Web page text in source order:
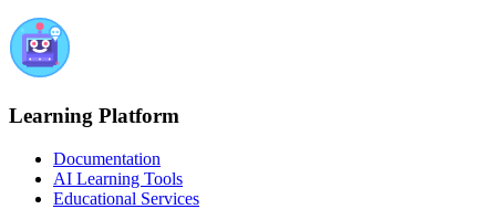
Learning Platform
Documentation
AI Learning Tools
Educational Services